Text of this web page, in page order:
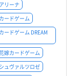
リーナ
ードゲーム
ードゲーム DREAM
嫁カードゲーム
ュヴァルツロゼ